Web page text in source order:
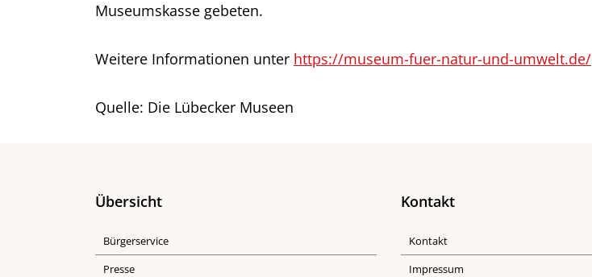
Museumskasse gebeten.
Weitere Informationen unter https://museum-fuer-natur-und-umwelt.de/
Quelle: Die Lübecker Museen
Übersicht
Bürgerservice
Presse
Kontakt
Kontakt
Impressum